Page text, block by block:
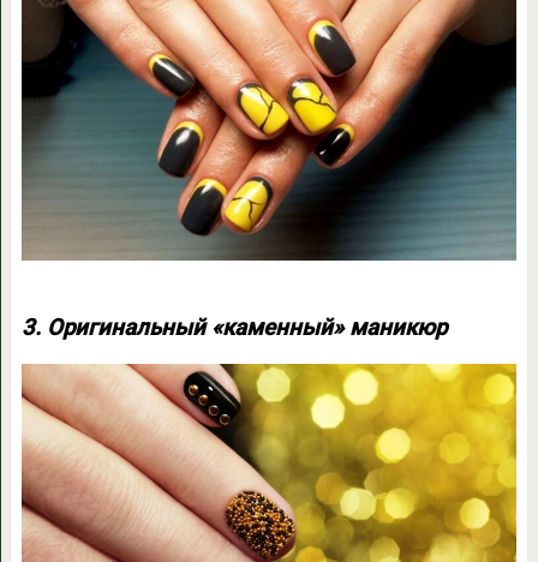
3. Оригинальный «каменный» маникюр